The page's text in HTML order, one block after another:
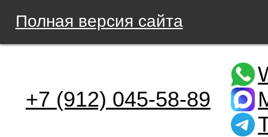
Полная версия сайта
+7 (912) 045-58-89